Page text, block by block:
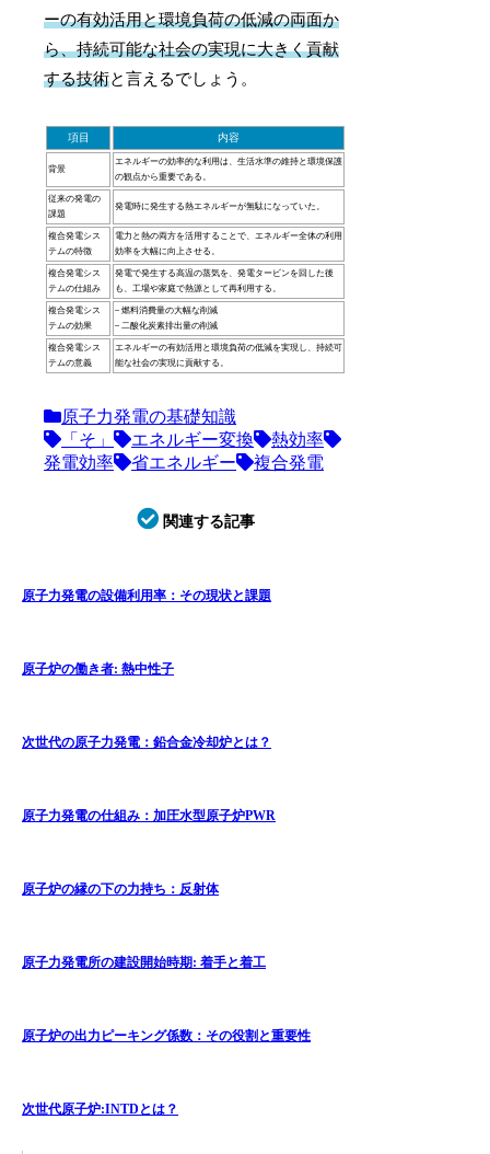
ーの有効活用と環境負荷の低減の両面か
ら、持続可能な社会の実現に大きく貢献
する技術と言えるでしょう。
項目 内容
背景
エネルギーの効率的な利用は、生活水準の維持と環境保護
の観点から重要である。
従来の発電の
課題
発電時に発生する熱エネルギーが無駄になっていた。
複合発電シス
テムの特徴
電力と熱の両方を活用することで、エネルギー全体の利用
効率を大幅に向上させる。
複合発電シス
テムの仕組み
発電で発生する高温の蒸気を、発電タービンを回した後
も、工場や家庭で熱源として再利用する。
複合発電シス
テムの効果
– 燃料消費量の大幅な削減
– 二酸化炭素排出量の削減
複合発電シス
テムの意義
エネルギーの有効活用と環境負荷の低減を実現し、持続可
能な社会の実現に貢献する。
原子力発電の基礎知識
「そ」
エネルギー変換
熱効率
発電効率
省エネルギー 複合発電
関連する記事
原子力発電の設備利用率：その現状と課題
原子炉の働き者: 熱中性子
次世代の原子力発電：鉛合金冷却炉とは？
原子力発電の仕組み：加圧水型原子炉PWR
原子炉の縁の下の力持ち：反射体
原子力発電所の建設開始時期: 着手と着工
原子炉の出力ピーキング係数：その役割と重要性
次世代原子炉:INTDとは？